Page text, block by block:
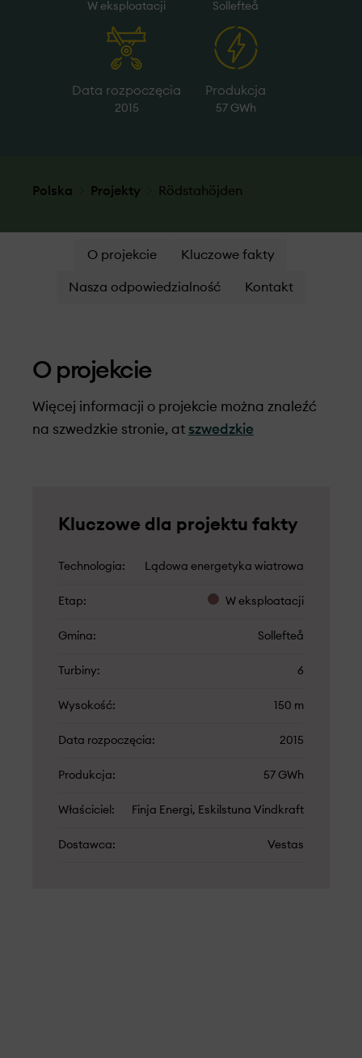
W eksploatacji Sollefteå
Data rozpoczęcia
2015
Produkcja
57 GWh
Polska Projekty Rödstahöjden
O projekcie Kluczowe fakty
Nasza odpowiedzialność Kontakt
O projekcie
Więcej informacji o projekcie można znaleźć
na szwedzkie stronie, at szwedzkie
Kluczowe dla projektu fakty
Technologia Lądowa energetyka wiatrowa
Etap W eksploatacji
Gmina Sollefteå
Turbiny 6
Wysokość 150 m
Data rozpoczęcia 2015
Produkcja 57 GWh
Właściciel Finja Energi, Eskilstuna Vindkraft
Dostawca Vestas